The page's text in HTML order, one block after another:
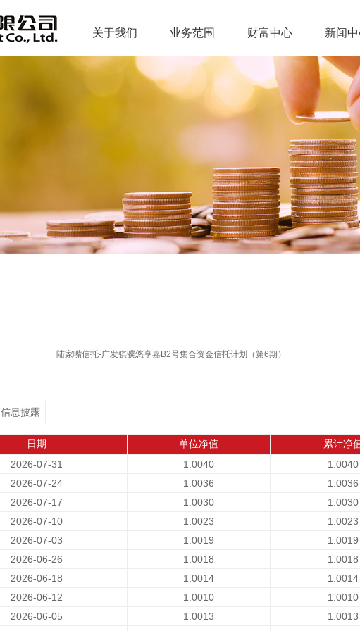
关于我们 业务范围 财富中心 新闻
陆家嘴信托-广发骐骥悠享嘉B2号集合资金信托计划（第6期）
信息披露
日期 单位净值
累计净
2026-07-31
1.0040
1.0040
2026-07-24
1.0036
1.0036
2026-07-17
1.0030
1.0030
2026-07-10
1.0023
1.0023
2026-07-03
1.0019
1.0019
2026-06-26
1.0018
1.0018
2026-06-18
1.0014
1.0014
2026-06-12
1.0010
1.0010
2026-06-05
1.0013
1.0013